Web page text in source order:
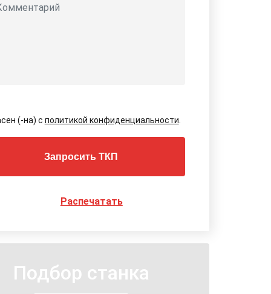
(-на) с политикой конфиденциальности.
Запросить ТКП
Распечатать
Подбор станка